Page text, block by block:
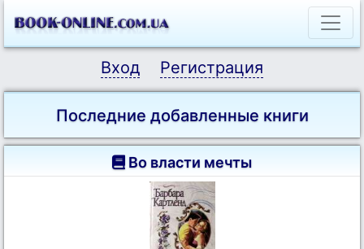
Вход Регистрация
Последние добавленные книги
Во власти мечты